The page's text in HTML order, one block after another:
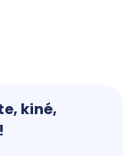
kiné,